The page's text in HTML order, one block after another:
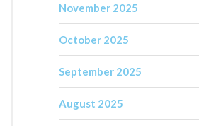
November 2025
October 2025
September 2025
August 2025